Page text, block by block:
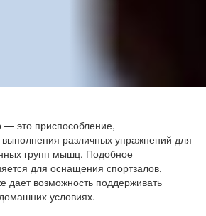
это приспособление,
различных упражнений для
групп мышц. Подобное
для оснащения спортзалов,
дает возможность поддерживать
условиях.